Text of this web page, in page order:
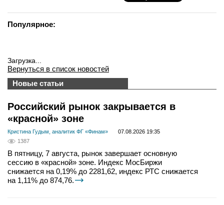
Популярное:
Загрузка...
Вернуться в список новостей
Новые статьи
Российский рынок закрывается в
«красной» зоне
Кристина Гудым, аналитик ФГ «Финам»
07.08.2026 19:35
1387
В пятницу, 7 августа, рынок завершает основную
сессию в «красной» зоне. Индекс МосБиржи
снижается на 0,19% до 2281,62, индекс РТС снижается
на 1,11% до 874,76.